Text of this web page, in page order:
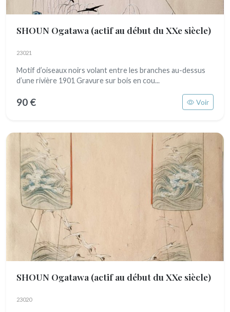
SHOUN Ogatawa (actif au début du XXe siècle)
23021
Motif d’oiseaux noirs volant entre les branches au-dessus
d’une rivière 1901 Gravure sur bois en cou...
90 € Voir
SHOUN Ogatawa (actif au début du XXe siècle)
23020